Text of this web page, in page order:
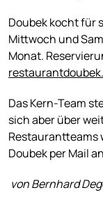
Doubek kocht für
Mittwoch und
Monat.
Das Kern-Team
sich aber über
Restaurantteams
Doubek per Mail an
von Bernhard